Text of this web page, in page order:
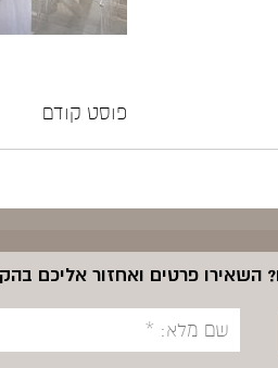
פוסט קודם
השאירו פרטים ואחזור אליכם